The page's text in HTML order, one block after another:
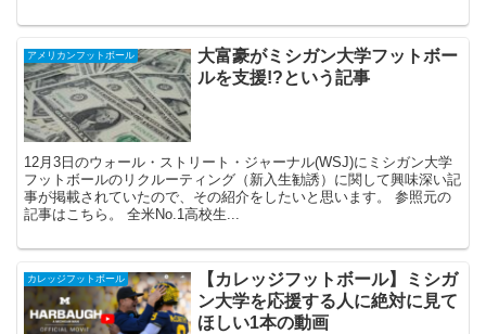
アメリカンフットボール
大富豪がミシガン大学フットボー
ルを支援!?という記事
12月3日のウォール・ストリート・ジャーナル(WSJ)にミシガン大学
フットボールのリクルーティング（新入生勧誘）に関して興味深い記
事が掲載されていたので、その紹介をしたいと思います。 参照元の
記事はこちら。 全米No.1高校生...
カレッジフットボール
【カレッジフットボール】ミシガ
ン大学を応援する人に絶対に見て
ほしい1本の動画